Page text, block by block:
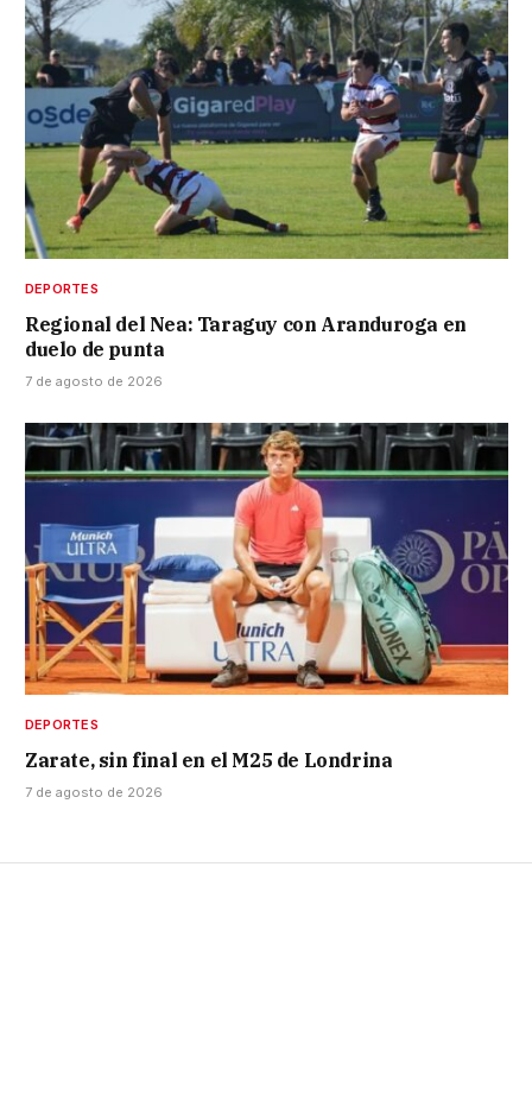
DEPORTES
Regional del Nea: Taraguy con Aranduroga en
duelo de punta
7 de agosto de 2026
DEPORTES
Zarate, sin final en el M25 de Londrina
7 de agosto de 2026